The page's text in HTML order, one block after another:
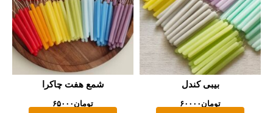
بیبی کندل
تومان۶۰۰۰۰
شمع هفت چاکرا
تومان۶۵۰۰۰